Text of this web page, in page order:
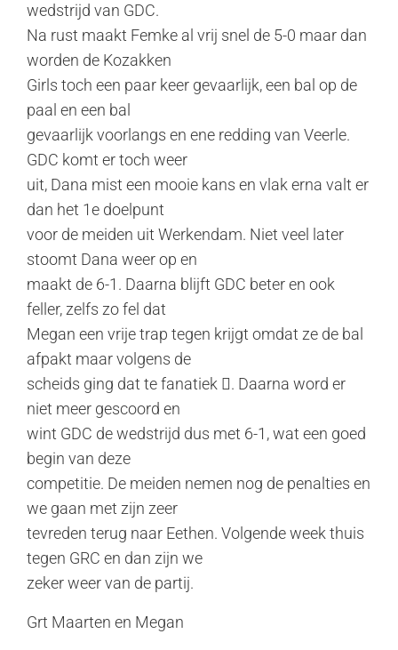
wedstrijd van GDC.
Na rust maakt Femke al vrij snel de 5-0 maar dan
worden de Kozakken
Girls toch een paar keer gevaarlijk, een bal op de
paal en een bal
gevaarlijk voorlangs en ene redding van Veerle.
GDC komt er toch weer
uit, Dana mist een mooie kans en vlak erna valt er
dan het 1e doelpunt
voor de meiden uit Werkendam. Niet veel later
stoomt Dana weer op en
maakt de 6-1. Daarna blijft GDC beter en ook
feller, zelfs zo fel dat
Megan een vrije trap tegen krijgt omdat ze de bal
afpakt maar volgens de
scheids ging dat te fanatiek . Daarna word er
niet meer gescoord en
wint GDC de wedstrijd dus met 6-1, wat een goed
begin van deze
competitie. De meiden nemen nog de penalties en
we gaan met zijn zeer
tevreden terug naar Eethen. Volgende week thuis
tegen GRC en dan zijn we
zeker weer van de partij.
Grt Maarten en Megan